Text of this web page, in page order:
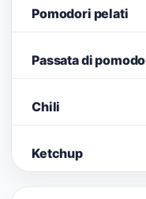
Pomodori pelati
Passata di
Chili
Ketchup